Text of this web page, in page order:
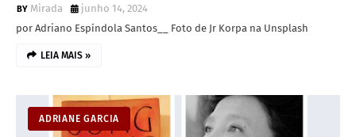
Mirada
junho 14, 2024
por Adriano Espíndola Santos__ Foto de Jr Korpa na Unsplash
LEIA MAIS »
ADRIANE GARCIA